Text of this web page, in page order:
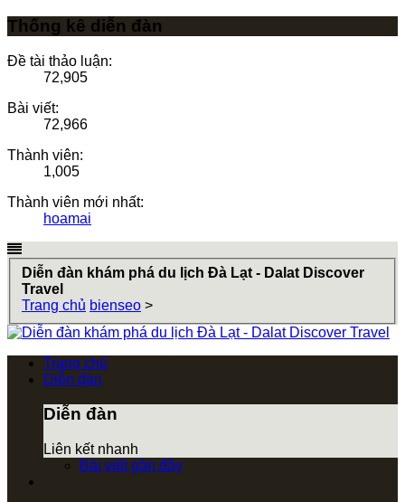
Thống kê diễn đàn
Đề tài thảo luận:
72,905
Bài viết:
72,966
Thành viên:
1,005
Thành viên mới nhất:
hoamai
Diễn đàn khám phá du lịch Đà Lạt - Dalat Discover
Travel
Trang chủ bienseo >
Trang chủ
Diễn đàn
Diễn đàn
Liên kết nhanh
Bài viết gần đây